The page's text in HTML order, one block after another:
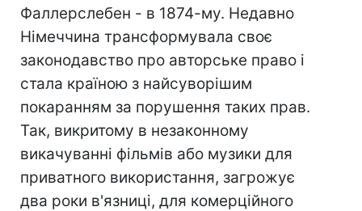
Фаллерслебен - в 1874-му. Недавно
Німеччина трансформувала своє
законодавство про авторське право і
стала країною з найсуворішим
покаранням за порушення таких прав.
Так, викритому в незаконному
викачуванні фільмів або музики для
приватного використання, загрожує
два роки в'язниці, для комерційного